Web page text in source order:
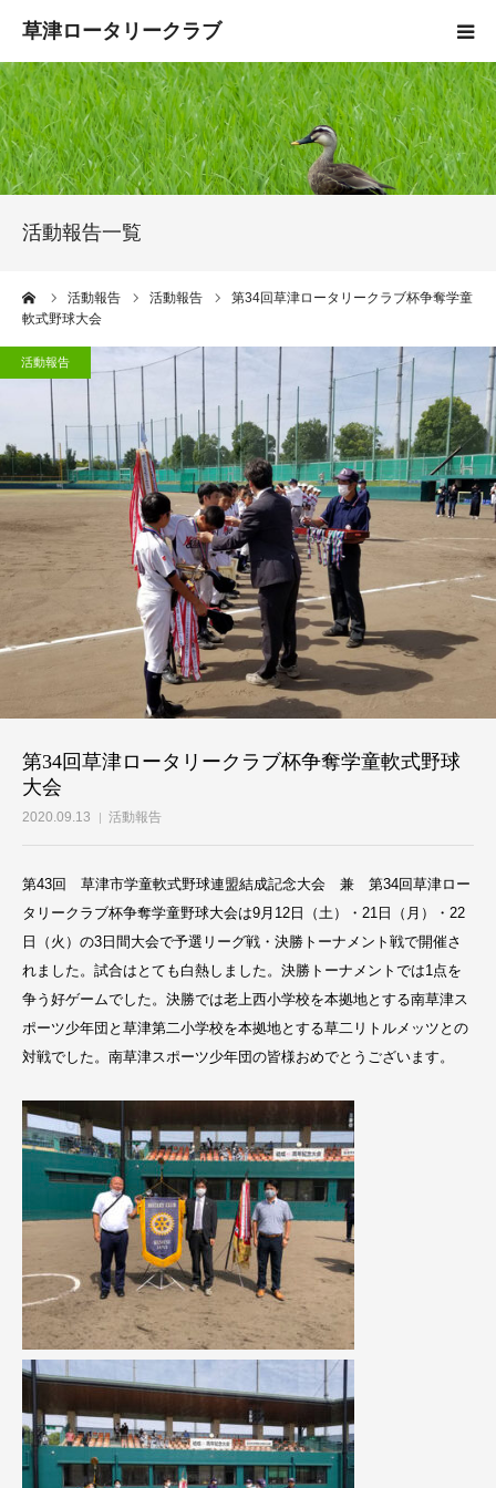
活動報告一覧
活動報告 活動報告
第34回草津ロータリークラブ杯争奪学童
軟式野球大会
活動報告
第34回草津ロータリークラブ杯争奪学童軟式野球
大会
2020.09.13 活動報告
第43回 草津市学童軟式野球連盟結成記念大会 兼 第34回草津ロー
タリークラブ杯争奪学童野球大会は9月12日（土）・21日（月）・22
日（火）の3日間大会で予選リーグ戦・決勝トーナメント戦で開催さ
れました。試合はとても白熱しました。決勝トーナメントでは1点を
争う好ゲームでした。決勝では老上西小学校を本拠地とする南草津ス
ポーツ少年団と草津第二小学校を本拠地とする草二リトルメッツとの
対戦でした。南草津スポーツ少年団の皆様おめでとうございます。
HOME
クラブ概要
入会案内
活動報告
お問い合わせ